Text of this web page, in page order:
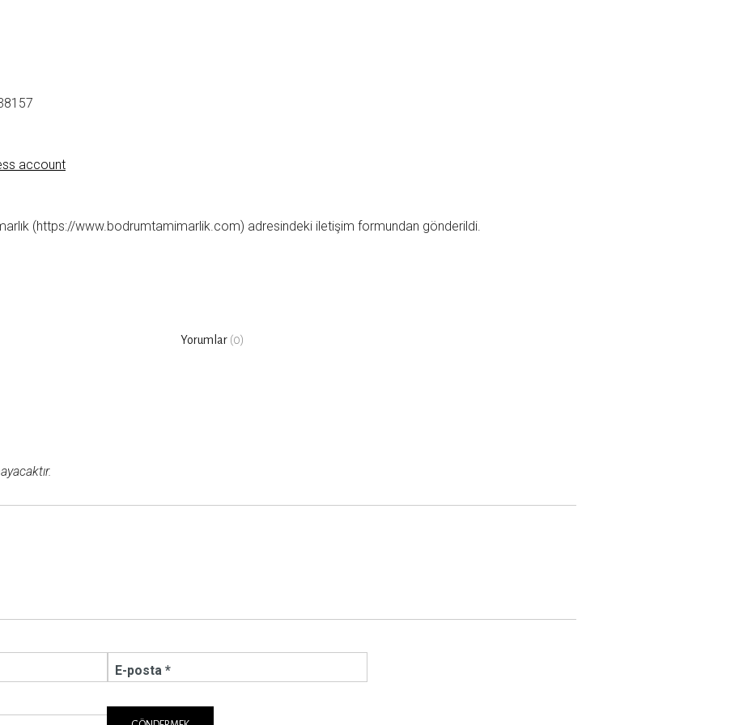
account
(https://www.bodrumtamimarlik.com) adresindeki iletişim formundan gönderildi.
Yorumlar (0)
E-posta *